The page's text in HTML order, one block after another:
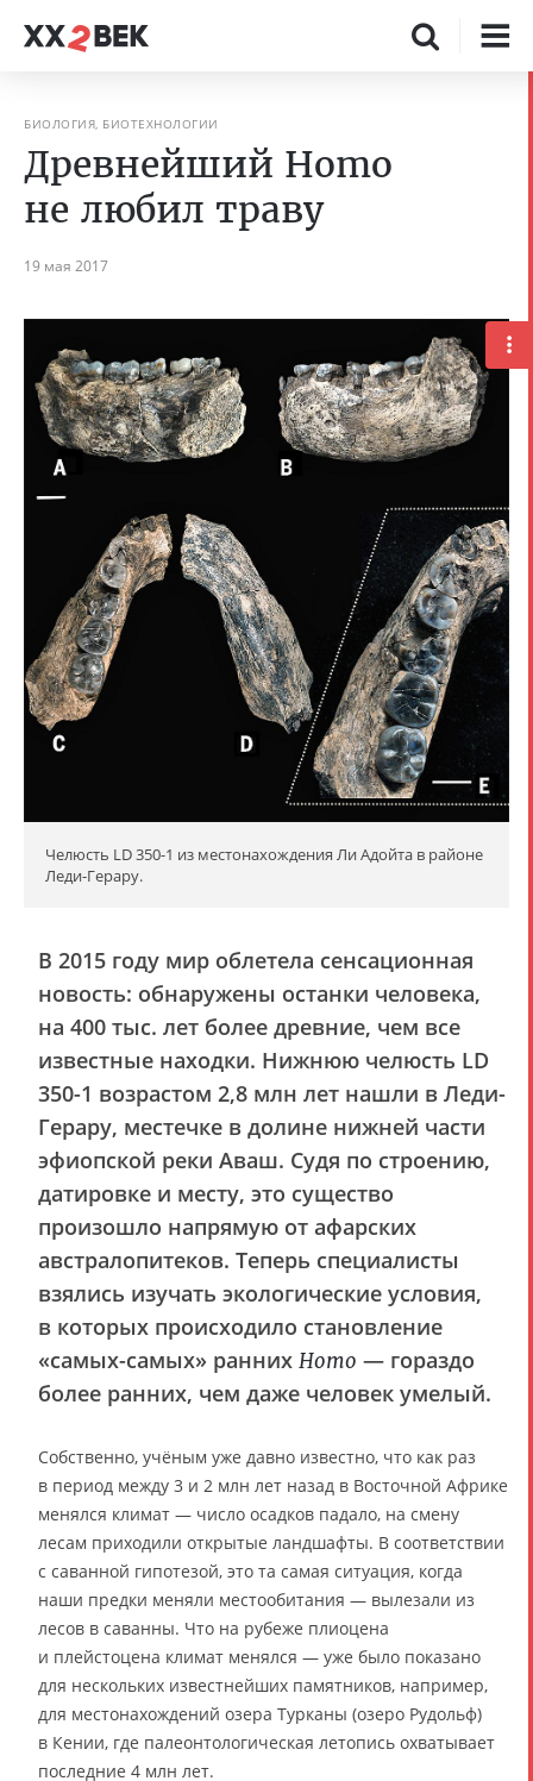
БИОЛОГИЯ, БИОТЕХНОЛОГИИ
Древнейший Homo
не любил траву
19 мая 2017
Челюсть LD 350-1 из местонахождения Ли Адойта в районе
Леди-Герару.
В 2015 году мир облетела сенсационная
новость: обнаружены останки человека,
на 400 тыс. лет более древние, чем все
известные находки. Нижнюю челюсть LD
350-1 возрастом 2,8 млн лет нашли в Леди-
Герару, местечке в долине нижней части
эфиопской реки Аваш. Судя по строению,
датировке и месту, это существо
произошло напрямую от афарских
австралопитеков. Теперь специалисты
взялись изучать экологические условия,
в которых происходило становление
«самых-самых» ранних Homo — гораздо
более ранних, чем даже человек умелый.
Собственно, учёным уже давно известно, что как раз
в период между 3 и 2 млн лет назад в Восточной Африке
менялся климат — число осадков падало, на смену
лесам приходили открытые ландшафты. В соответствии
с саванной гипотезой, это та самая ситуация, когда
наши предки меняли местообитания — вылезали из
лесов в саванны. Что на рубеже плиоцена
и плейстоцена климат менялся — уже было показано
для нескольких известнейших памятников, например,
для местонахождений озера Турканы (озеро Рудольф)
в Кении, где палеонтологическая летопись охватывает
последние 4 млн лет.